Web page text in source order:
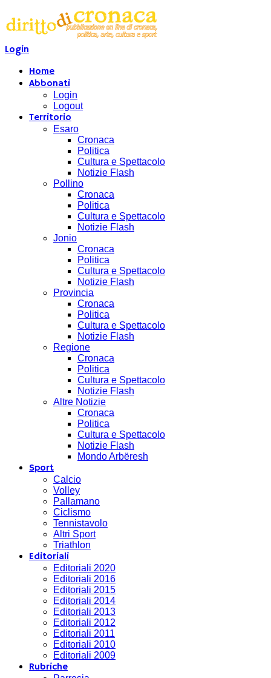
Login
Home
Abbonati
Login
Logout
Territorio
Esaro
Cronaca
Politica
Cultura e Spettacolo
Notizie Flash
Pollino
Cronaca
Politica
Cultura e Spettacolo
Notizie Flash
Jonio
Cronaca
Politica
Cultura e Spettacolo
Notizie Flash
Provincia
Cronaca
Politica
Cultura e Spettacolo
Notizie Flash
Regione
Cronaca
Politica
Cultura e Spettacolo
Notizie Flash
Altre Notizie
Cronaca
Politica
Cultura e Spettacolo
Notizie Flash
Mondo Arbëresh
Sport
Calcio
Volley
Pallamano
Ciclismo
Tennistavolo
Altri Sport
Triathlon
Editoriali
Editoriali 2020
Editoriali 2016
Editoriali 2015
Editoriali 2014
Editoriali 2013
Editoriali 2012
Editoriali 2011
Editoriali 2010
Editoriali 2009
Rubriche